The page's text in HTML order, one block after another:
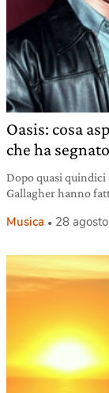
Oasis: cosa
che ha
Dopo quasi
Gallagher hanno
Musica 28